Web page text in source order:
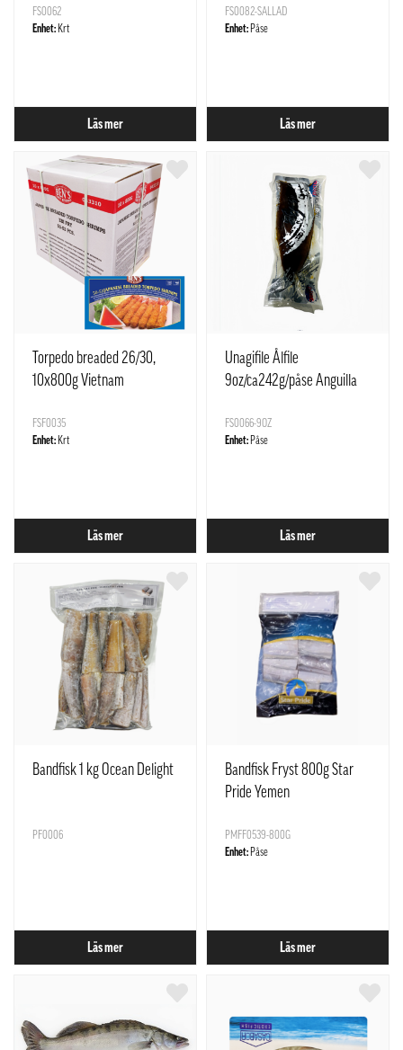
FS0062
Enhet: Krt
Läs mer
FS0082-SALLAD
Enhet: Påse
Läs mer
Torpedo breaded 26/30,
10x800g Vietnam
FSF0035
Enhet: Krt
Läs mer
Unagifile Ålfile
9oz/ca242g/påse Anguilla
FS0066-9OZ
Enhet: Påse
Läs mer
Bandfisk 1 kg Ocean Delight
PF0006
Läs mer
Bandfisk Fryst 800g Star
Pride Yemen
PMFF0539-800G
Enhet: Påse
Läs mer